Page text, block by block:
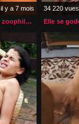
il y a 7 mois
Rendez-vous entre 2 lesbiennes zoophiles dans la salle de bain
34 220 vues